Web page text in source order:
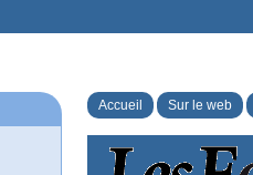
Accueil Sur le web